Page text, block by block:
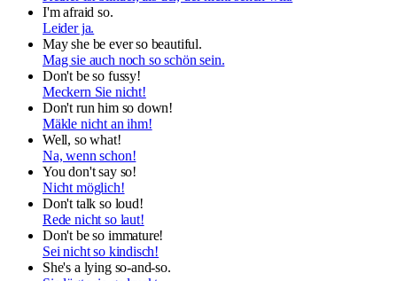
I'm afraid so.
Leider ja.
May she be ever so beautiful.
Mag sie auch noch so schön sein.
Don't be so fussy!
Meckern Sie nicht!
Don't run him so down!
Mäkle nicht an ihm!
Well, so what!
Na, wenn schon!
You don't say so!
Nicht möglich!
Don't talk so loud!
Rede nicht so laut!
Don't be so immature!
Sei nicht so kindisch!
She's a lying so-and-so.